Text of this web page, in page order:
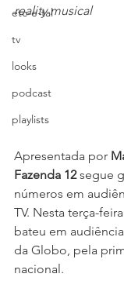
etc-e-tal
tv
looks
podcast
playlists
reality musical
Apresentada por
Fazenda 12 segue
números em
TV. Nesta terça-
bateu em
da Globo, pela
nacional.